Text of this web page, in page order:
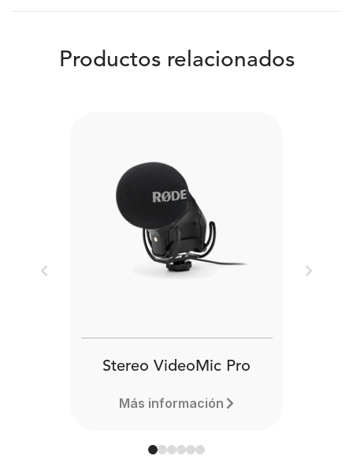
Productos relacionados
Stereo VideoMic Pro
Más información
Previous Next